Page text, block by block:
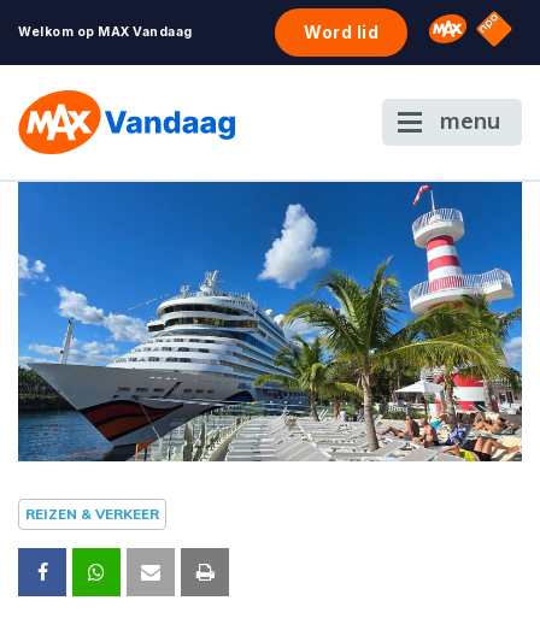
Welkom op MAX Vandaag Word lid Omroep
NPO
menu
REIZEN & VERKEER